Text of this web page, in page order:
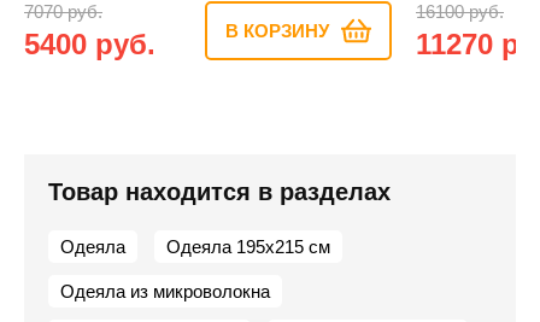
7070 руб.
5400 руб. В КОРЗИНУ
16100 руб.
11270
Товар находится в разделах
Одеяла Одеяла 195х215 см
Одеяла из микроволокна